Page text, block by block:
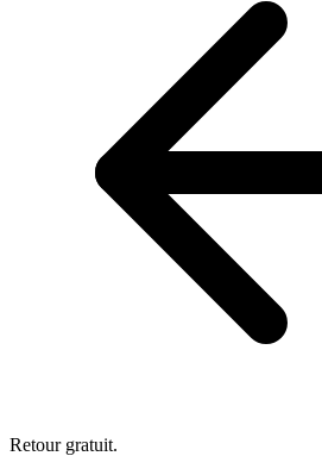
Retour gratuit.